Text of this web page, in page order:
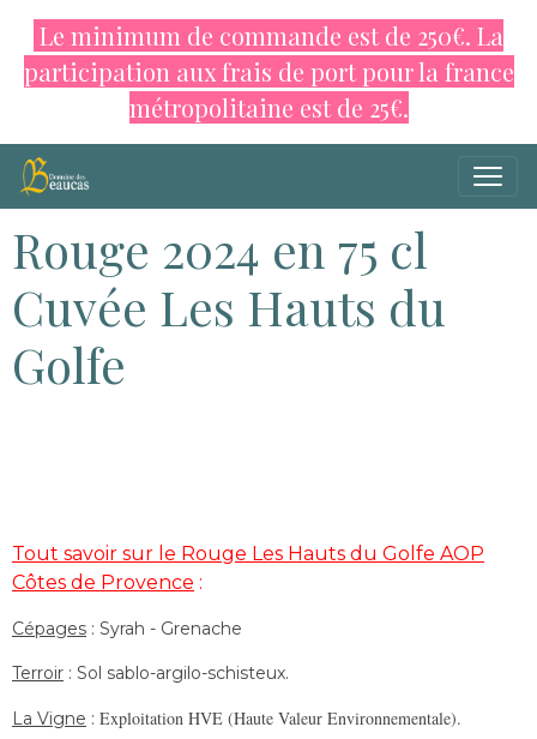
Le minimum de commande est de 250€. La
participation aux frais de port pour la france
métropolitaine est de 25€.
Rouge 2024 en 75 cl
Cuvée Les Hauts du
Golfe
Tout savoir sur le Rouge Les Hauts du Golfe AOP
Côtes de Provence :
Cépages : Syrah - Grenache
Terroir : Sol sablo-argilo-schisteux.
La Vigne : Exploitation HVE (Haute Valeur Environnementale).